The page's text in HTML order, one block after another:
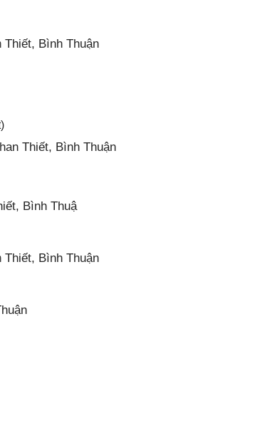
Thiết, Bình Thuận
Thiết, Bình Thuận
Bình Thuậ
Thiết, Bình Thuận